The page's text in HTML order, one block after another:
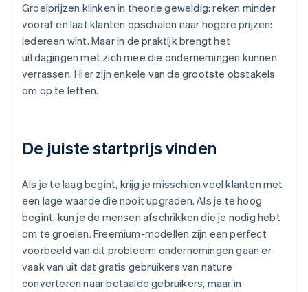
Groeiprijzen klinken in theorie geweldig: reken minder
vooraf en laat klanten opschalen naar hogere prijzen:
iedereen wint. Maar in de praktijk brengt het
uitdagingen met zich mee die ondernemingen kunnen
verrassen. Hier zijn enkele van de grootste obstakels
om op te letten.
De juiste startprijs vinden
Als je te laag begint, krijg je misschien veel klanten met
een lage waarde die nooit upgraden. Als je te hoog
begint, kun je de mensen afschrikken die je nodig hebt
om te groeien. Freemium-modellen zijn een perfect
voorbeeld van dit probleem: ondernemingen gaan er
vaak van uit dat gratis gebruikers van nature
converteren naar betaalde gebruikers, maar in